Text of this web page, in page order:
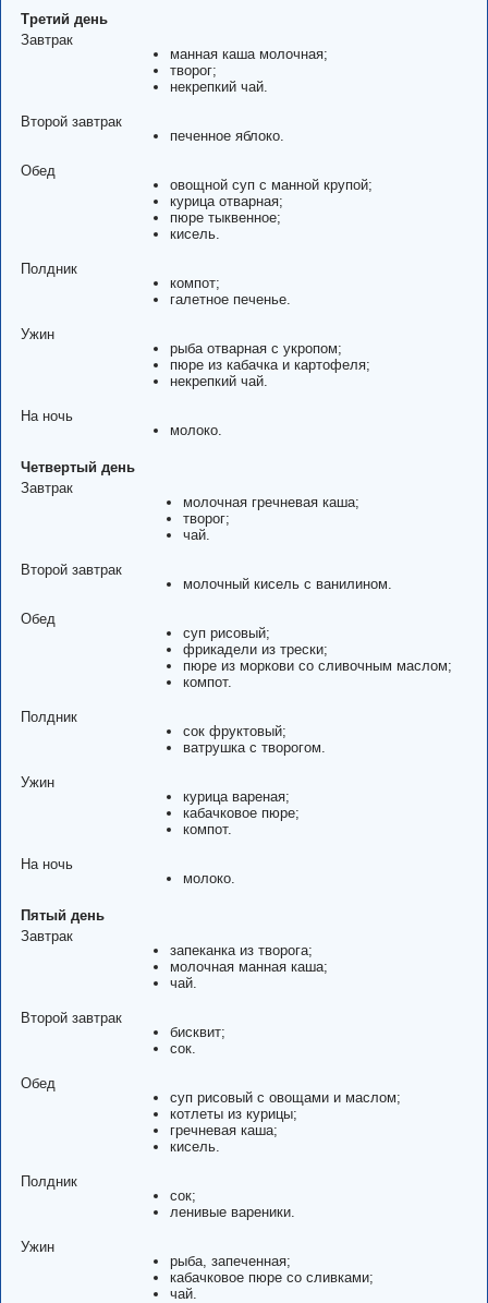
Третий день
Завтрак
манная каша молочная;
творог;
некрепкий чай.
Второй завтрак
печенное яблоко.
Обед
овощной суп с манной крупой;
курица отварная;
пюре тыквенное;
кисель.
Полдник
компот;
галетное печенье.
Ужин
рыба отварная с укропом;
пюре из кабачка и картофеля;
некрепкий чай.
На ночь
молоко.
Четвертый день
Завтрак
молочная гречневая каша;
творог;
чай.
Второй завтрак
молочный кисель с ванилином.
Обед
суп рисовый;
фрикадели из трески;
пюре из моркови со сливочным маслом;
компот.
Полдник
сок фруктовый;
ватрушка с творогом.
Ужин
курица вареная;
кабачковое пюре;
компот.
На ночь
молоко.
Пятый день
Завтрак
запеканка из творога;
молочная манная каша;
чай.
Второй завтрак
бисквит;
сок.
Обед
суп рисовый с овощами и маслом;
котлеты из курицы;
гречневая каша;
кисель.
Полдник
сок;
ленивые вареники.
Ужин
рыба, запеченная;
кабачковое пюре со сливками;
чай.